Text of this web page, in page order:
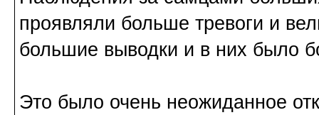
проявляли больше тревоги и
большие выводки и в них было
Это было очень неожиданное